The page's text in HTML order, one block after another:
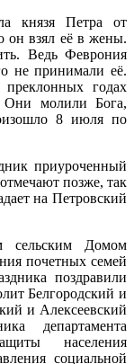
князя Петра от
он взял её в жены.
Ведь Феврония
не принимали её.
годах
Они молили Бога,
8 июля по
приуроченный
позже, так
на Петровский
сельским Домом
почетных семей
поздравили
Белгородский и
и Алексеевский
департамента
населения
социальной